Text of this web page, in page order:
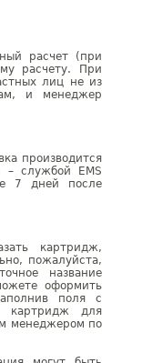
расчет (при
расчету. При
лиц не из
и менеджер
производится
– службой EMS
7 дней после
картридж,
пожалуйста,
название
оформить
поля с
картридж для
менеджером по